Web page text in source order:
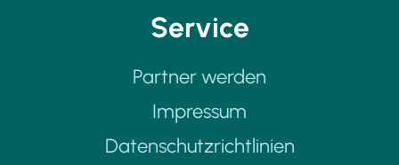
Service
Partner werden
Impressum
Datenschutzrichtlinien